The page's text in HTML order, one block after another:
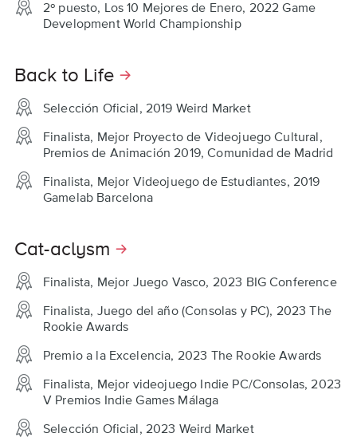
2º puesto, Los 10 Mejores de Enero, 2022 Game
Development World Championship
Back to Life
Selección Oficial, 2019 Weird Market
Finalista, Mejor Proyecto de Videojuego Cultural,
Premios de Animación 2019, Comunidad de Madrid
Finalista, Mejor Videojuego de Estudiantes, 2019
Gamelab Barcelona
Cat-aclysm
Finalista, Mejor Juego Vasco, 2023 BIG Conference
Finalista, Juego del año (Consolas y PC), 2023 The
Rookie Awards
Premio a la Excelencia, 2023 The Rookie Awards
Finalista, Mejor videojuego Indie PC/Consolas, 2023
V Premios Indie Games Málaga
Selección Oficial, 2023 Weird Market